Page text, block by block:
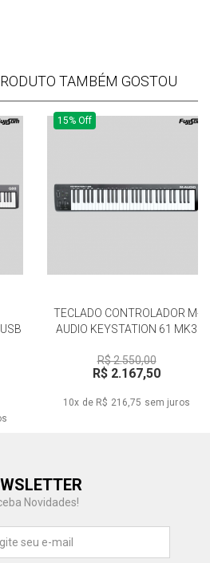
TAMBÉM GOSTOU
15% Off
TECLADO CONTROLADOR M-
AUDIO KEYSTATION 61 MK3
R$ 2.550,00
R$ 2.167,50
10x de R$ 216,75 sem juros
Novidades!